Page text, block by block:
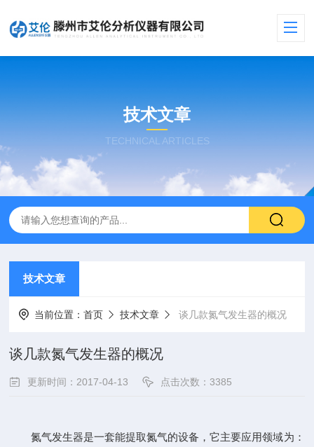
技术文章
TECHNICAL ARTICLES
技术文章
当前位置：首页 技术文章 谈几款氮气发生器的概况
谈几款氮气发生器的概况
更新时间：2017-04-13 点击次数：3385
氮气发生器是一套能提取氮气的设备，它主要应用领域为：